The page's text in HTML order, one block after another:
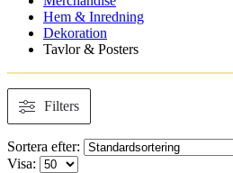
Hem & Inredning
Dekoration
Tavlor & Posters
Filters
Sortera efter:
Visa: